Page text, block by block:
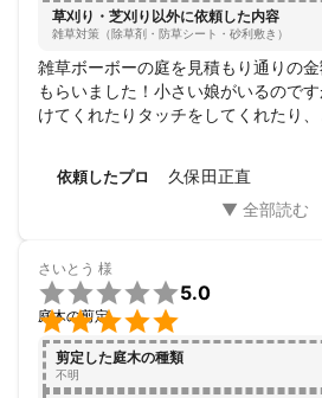
草刈り・芝刈り以外に依頼した内容
雑草対策（除草剤・防草シート・砂利敷き）
雑草ボーボーの庭を見積もり通りの
もらいました！小さい娘がいるので
けてくれたりタッチをしてくれたり
た！是非またお願いします！！！
依頼したプロ 久保田正直
さいとう 様


5.0
庭木の剪定
剪定した庭木の種類
不明